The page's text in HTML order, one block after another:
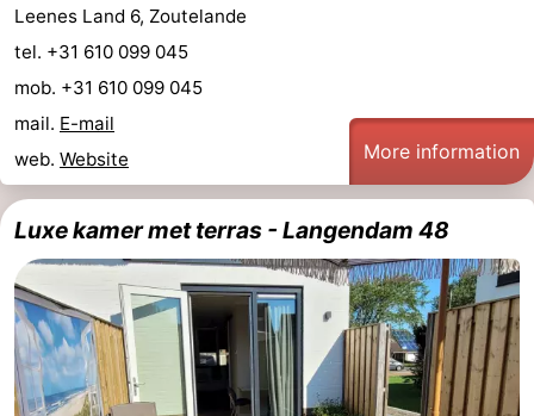
Leenes Land 6, Zoutelande
tel. +31 610 099 045
mob. +31 610 099 045
mail. E-mail
web. Website More information
Luxe kamer met terras - Langendam 48